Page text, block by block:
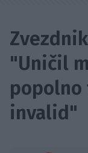
"Uničil
popolno
invalid"